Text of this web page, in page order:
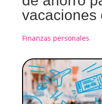
vacaciones
Finanzas personales